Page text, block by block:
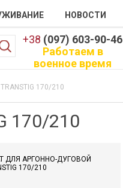
НОВОСТИ
+38 (097) 603-90-46
Работаем в
военное время
170/210
170/210
ДЛЯ АРГОННО-ДУГОВОЙ
170/210